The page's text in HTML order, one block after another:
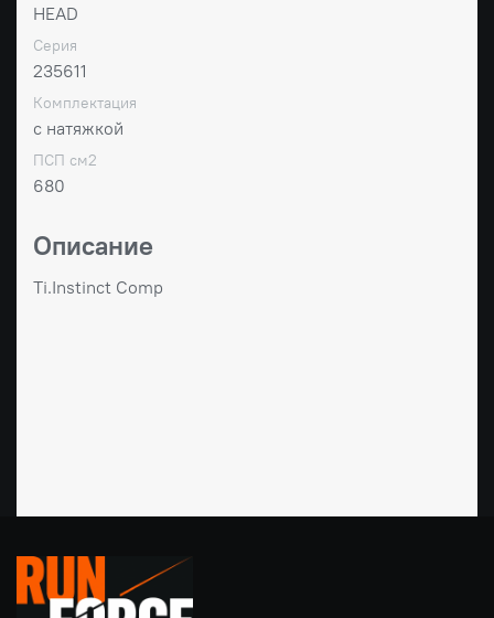
HEAD
Серия
235611
Комплектация
с натяжкой
ПСП см2
680
Описание
Ti.Instinct Comp